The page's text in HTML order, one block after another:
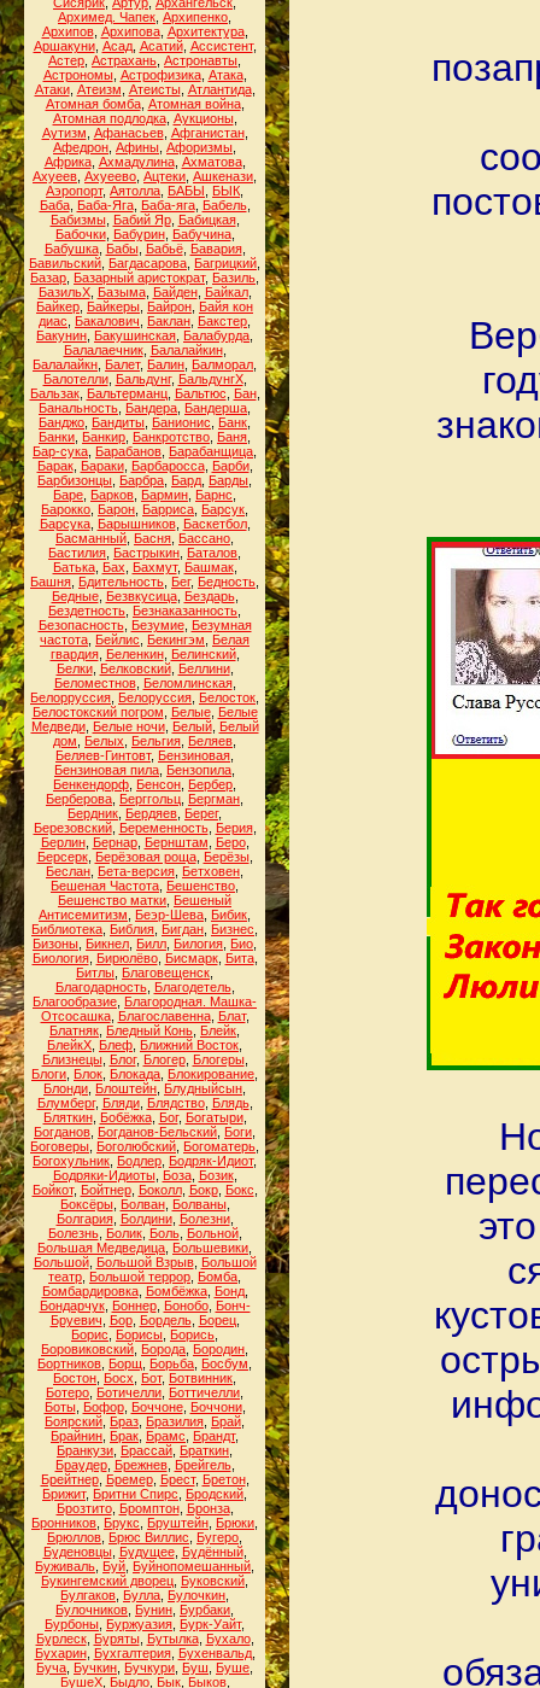
Архимед. Чапек Архипенко
Архипов, Архипова, Архитектура,
Аршакуни, Асад, Асатий, Ассистент,
Астер Астрахань Астронавты
Астрономы, Астрофизика, Атака,
Атаки, Атеизм Атеисты, Атлантида,
Атомная бомба, Атомная война,
Атомная подлодка, Аукционы,
Аутизм Афанасьев, Афганистан,
Афедрон Афины Афоризмы
Африка, Ахмадулина, Ахматова,
Ахуеев Ахуеево Ацтеки Ашкенази
Аэропорт, Аятолла БАБЫ БЫК
Баба, Баба-Яга, Баба-яга, Бабель,
Бабизмы, Бабий Яр, Бабицкая,
Бабочки, Бабурин, Бабучина,
Бабушка, Бабы, Бабьё, Бавария,
Бавильский Багдасарова Багрицкий
Базар Базарный аристократ, Базиль
БазильХ, Базыма, Байден, Байкал,
Байкер Байкеры Байрон Байя кон
диас
Бакалович Баклан Бакстер
Бакунин Бакушинская Балабурда
Балалаечник, Балалайкин,
Балалайкн Балет, Балин Балморал
Балотелли, Бальдунг, БальдунгХ,
Бальзак, Бальтерманц, Бальтюс Бан,
Банальность Бандера Бандерша
Банджо Бандиты Банионис Банк
Банки Банкир Банкротство Баня
Бар-сука Барабанов Барабанщица
Барак, Бараки, Барбаросса, Барби,
Барбизонцы Барбра Бард Барды
Баре Барков Бармин Барнс
Барокко Барон Барриса Барсук
Барсука, Барышников, Баскетбол,
Басманный Басня Бассано
Бастилия Бастрыкин Баталов
Батька, Бах Бахмут, Башмак,
Башня Бдительность Бег, Бедность
Бедные, Безвкусица, Бездарь,
Бездетность Безнаказанность
Безопасность, Безумие, Безумная
частота Бейлис Бекингэм
Белая
гвардия, Беленкин, Белинский,
Белки, Белковский, Беллини,
Беломестнов, Беломлинская,
Белорруссия Белоруссия Белосток
Белостокский погром
Белые, Белые
Медведи, Белые ночи, Белый, Белый
дом
Белых Бельгия Беляев
Беляев-Гинтовт, Бензиновая
Бензиновая пила Бензопила
Бенкендорф Бенсон Бербер
Берберова Берггольц Бергман
Бердник Бердяев Берег,
Березовский, Беременность, Берия,
Берлин, Бернар, Бернштам Беро,
Берсерк, Берёзовая роща, Берёзы,
Беслан Бета-версия Бетховен
Бешеная Частота Бешенство
Бешенство матки Бешеный
Антисемитизм
Беэр-Шева Бибик
Библиотека Библия Бигдан Бизнес
Бизоны Бикнел Билл Билогия Био
Биология, Бирюлёво, Бисмарк, Бита,
Битлы Благовещенск
Благодарность, Благодетель,
Благообразие Благородная. Машка-
Отсосашка, Благославенна, Блат,
Блатняк Бледный Конь Блейк
БлейкХ Блеф Ближний Восток
Близнецы, Блог, Блогер, Блогеры,
Блоги Блок Блокада Блокирование
Блонди Блоштейн Блудныйсын
Блумберг, Бляди, Блядство, Блядь,
Бляткин, Бобёжка, Бог, Богатыри,
Богданов Богданов-Бельский Боги
Боговеры Боголюбский Богоматерь
Богохульник Бодлер Бодряк-Идиот,
Бодряки-Идиоты, Боза, Бозик,
Бойкот, Бойтнер, Боколл, Бокр, Бокс
Боксёры, Болван, Болваны,
Болгария, Болдини, Болезни,
Болезнь, Болик, Боль, Больной,
Большая Медведица Большевики
Большой, Большой Взрыв, Большой
театр Большой террор Бомба
Бомбардировка, Бомбёжка, Бонд,
Бондарчук, Боннер, Бонобо, Бонч-
Бруевич
Бор, Бордель, Борец,
Борис
Борисы Борись
Боровиковский Борода Бородин
Бортников Борщ Борьба Босбум
Бостон Босх Бот, Ботвинник
Ботеро Ботичелли Боттичелли
Боты, Бофор, Боччоне, Боччони,
Боярский Браз Бразилия Брай
Брайнин Брак Брамс Брандт,
Бранкузи Брассай Браткин
Браудер, Брежнев, Брейгель,
Брейтнер, Бремер, Брест, Бретон,
Брижит, Бритни Спирс Бродский
Брозтито, Бромптон, Бронза,
Бронников Брукс Бруштейн Брюки
Брюллов Брюс Виллис Бугеро
Буденовцы, Будущее, Будённый,
Буживаль Буй Буйнопомешанный
Букингемский дворец Буковский
Булгаков Булла Булочкин
Булочников Бунин Бурбаки
Бурбоны Буржуазия Бурк-Уайт,
Бурлеск, Буряты, Бутылка, Бухало,
Бухарин, Бухгалтерия, Бухенвальд,
Буча Бучкин Бучкури Буш Буше
БушеХ, Быдло, Бык, Быков,